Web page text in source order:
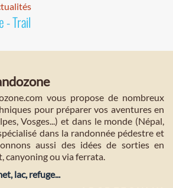
- Trail
vous propose de nombreux
pour préparer vos aventures en
Vosges...) et dans le monde (Népal,
dans la randonnée pédestre et
aussi des idées de sorties en
canyoning ou via ferrata.
lac, refuge...